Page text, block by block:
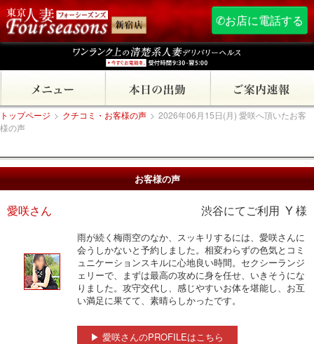
✆お店に電話する
トップページ > クチコミ・お客様の声 > 2026年06月15日(月) 愛咲へ頂いたお客
様の声
お客様の声
愛咲さん 渋谷にてご利用 Y 様
雨が続く梅雨空のなか、スッキリするには、愛咲さんに
会うしかないと予約しました。相変わらずの色気とコミ
ュニケーションスキルに心地良い時間。セクシーランジ
ェリーで、まずは最高の攻めに身を任せ、いきそうにな
りました。攻守交代し、感じやすいお体を堪能し、お互
い満足に果てて、素晴らしかったです。
▶ 愛咲さんのPROFILEはこちら